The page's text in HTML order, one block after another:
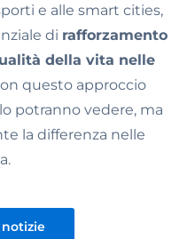
e alle smart cities,
di rafforzamento
della vita nelle
questo approccio
potranno vedere, ma
la differenza nelle